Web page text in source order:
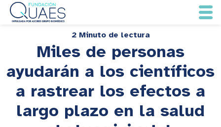
2 Minuto de lectura
Miles de personas
ayudarán a los científicos
a rastrear los efectos a
largo plazo en la salud